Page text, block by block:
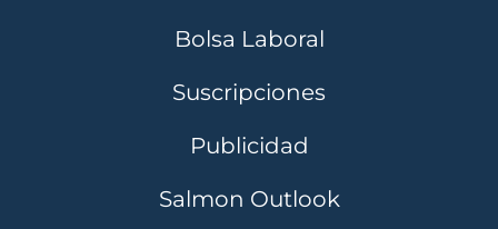
Bolsa Laboral
Suscripciones
Publicidad
Salmon Outlook